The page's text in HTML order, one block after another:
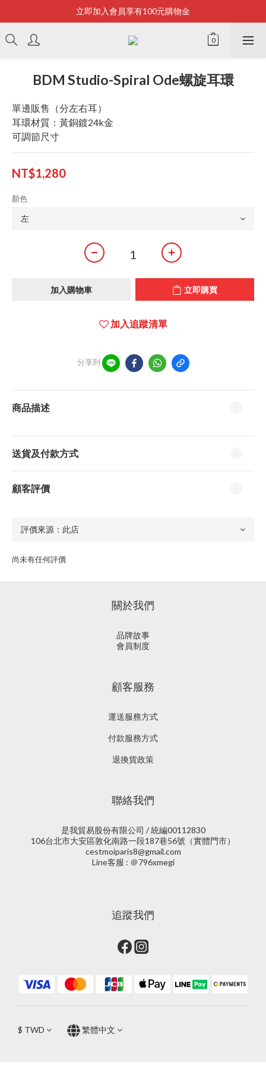
Bonjour~
立即加入會員享有100元購物金
全店滿2500即享免運
BDM Studio-Spiral Ode螺旋耳環
單邊販售（分左右耳）
耳環材質：黃銅鍍24k金
可調節尺寸
NT$1,280
顏色
加入購物車 立即購買
加入追蹤清單
分享到
商品描述
送貨及付款方式
顧客評價
尚未有任何評價
關於我們
品牌故事
會員制度
顧客服務
運送服務方式
付款服務方式
退換貨政策
聯絡我們
是我貿易股份有限公司 / 統編00112830
106台北市大安區敦化南路一段187巷56號（實體門市）
cestmoiparis8@gmail.com
Line客服 : ＠796xmegi
追蹤我們
$ TWD 繁體中文